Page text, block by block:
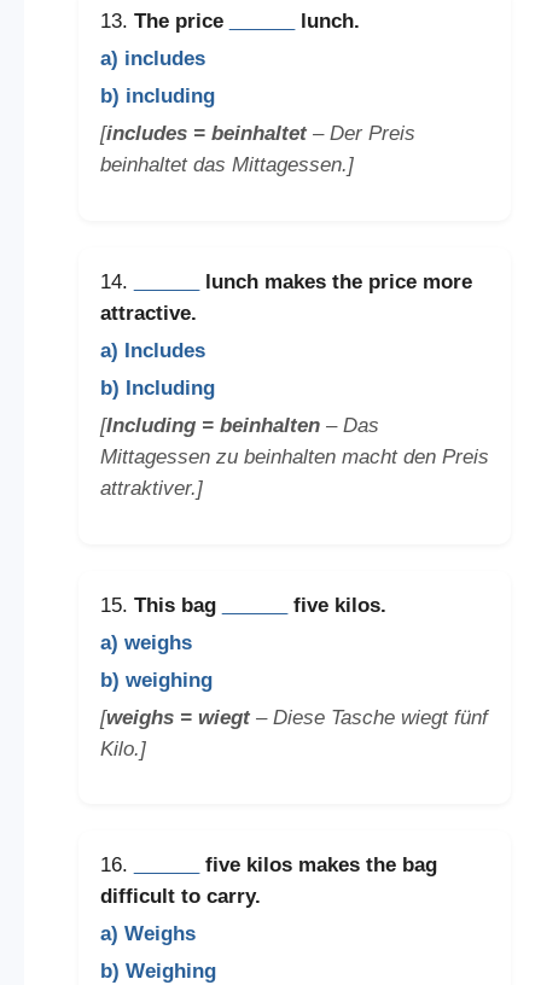
13. The price
lunch.
a) includes
b) including
[includes = beinhaltet– Der Preis
beinhaltet das Mittagessen.]
14.
lunch makes the price more
attractive.
a) Includes
b) Including
[Including = beinhalten– Das
Mittagessen zu beinhalten macht den Preis
attraktiver.]
15. This bag
five kilos.
a) weighs
b) weighing
[weighs = wiegt– Diese Tasche wiegt fünf
Kilo.]
16.
five kilos makes the bag
difficult to carry.
a) Weighs
b) Weighing